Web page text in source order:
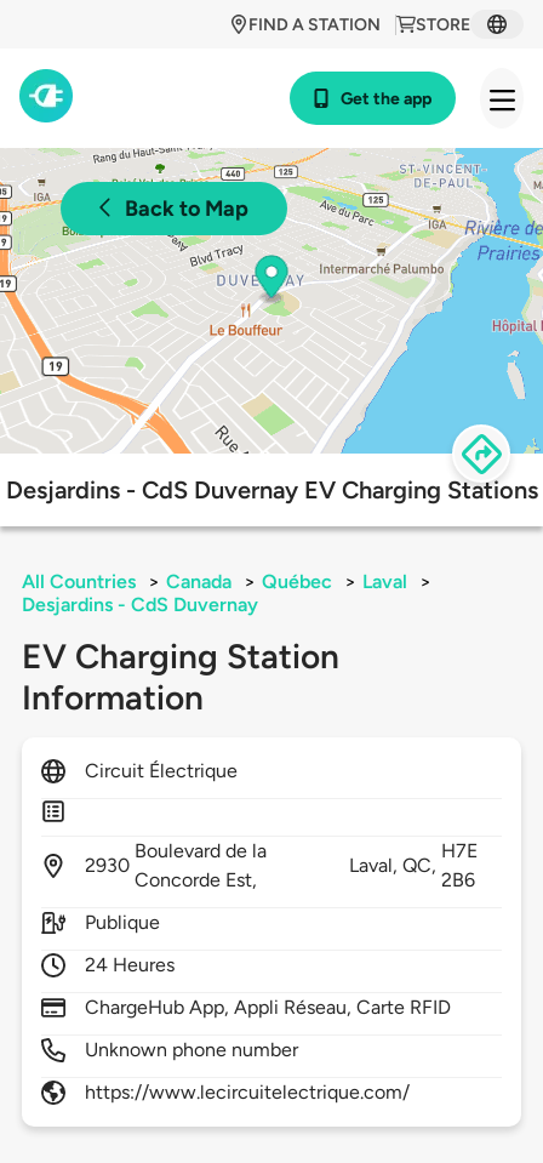
STORE
FIND A STATION
Get the app
Back to Map
Desjardins - CdS Duvernay EV Charging Stations
All Countries > Canada > Québec > Laval
>
Desjardins - CdS Duvernay
EV Charging Station
Information
Circuit Électrique
2930
Boulevard de la
Concorde Est,
Laval, QC,
H7E
2B6
Publique
24 Heures
ChargeHub App, Appli Réseau, Carte RFID
Unknown phone number
https://www.lecircuitelectrique.com/